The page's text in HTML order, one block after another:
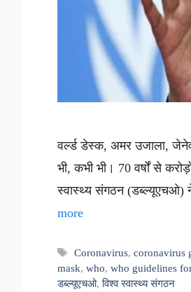
वर्ल्ड डेस्क, अमर उजाला,
भी, कभी भी। 70 वर्षों से
स्वास्थ्य संगठन (डब्ल्यूएचओ)
more
Tags
Coronavirus,coronavirus
mask, who, who guidelines
डब्ल्यूएचओ,विश्व स्वास्थ्य संगठन